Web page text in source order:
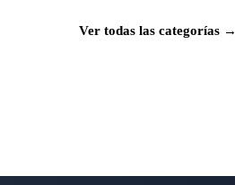
Ver todas las categorías →